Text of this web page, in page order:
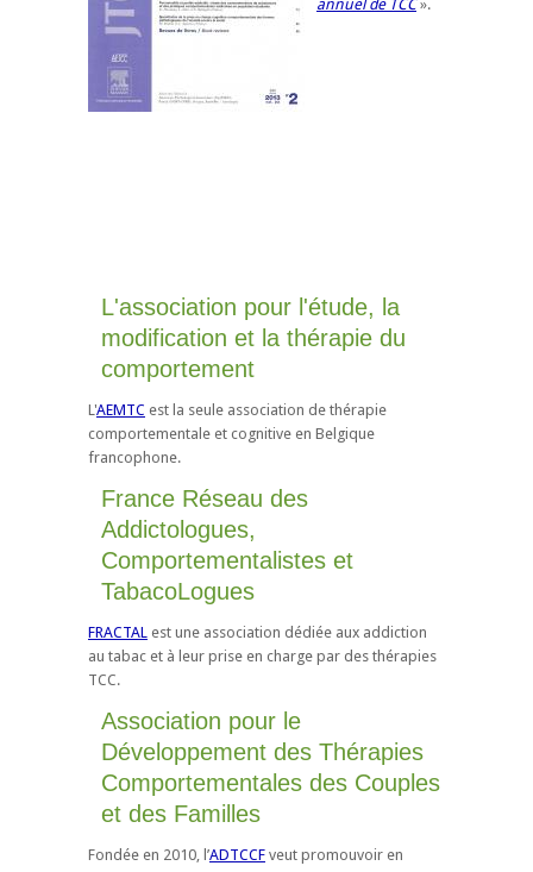
annuel de TCC».
L'association pour l'étude, la
modification et la thérapie du
comportement
L'AEMTC est la seule association de thérapie
comportementale et cognitive en Belgique
francophone.
France Réseau des
Addictologues,
Comportementalistes et
TabacoLogues
FRACTAL est une association dédiée aux addiction
au tabac et à leur prise en charge par des thérapies
TCC.
Association pour le
Développement des Thérapies
Comportementales des Couples
et des Familles
Fondée en 2010, l’ADTCCF veut promouvoir en